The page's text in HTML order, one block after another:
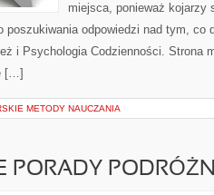
miejsca, ponieważ kojarzy
poszukiwania odpowiedzi nad tym, co
i Psychologia Codzienności. Strona
[…]
METODY NAUCZANIA
PORADY